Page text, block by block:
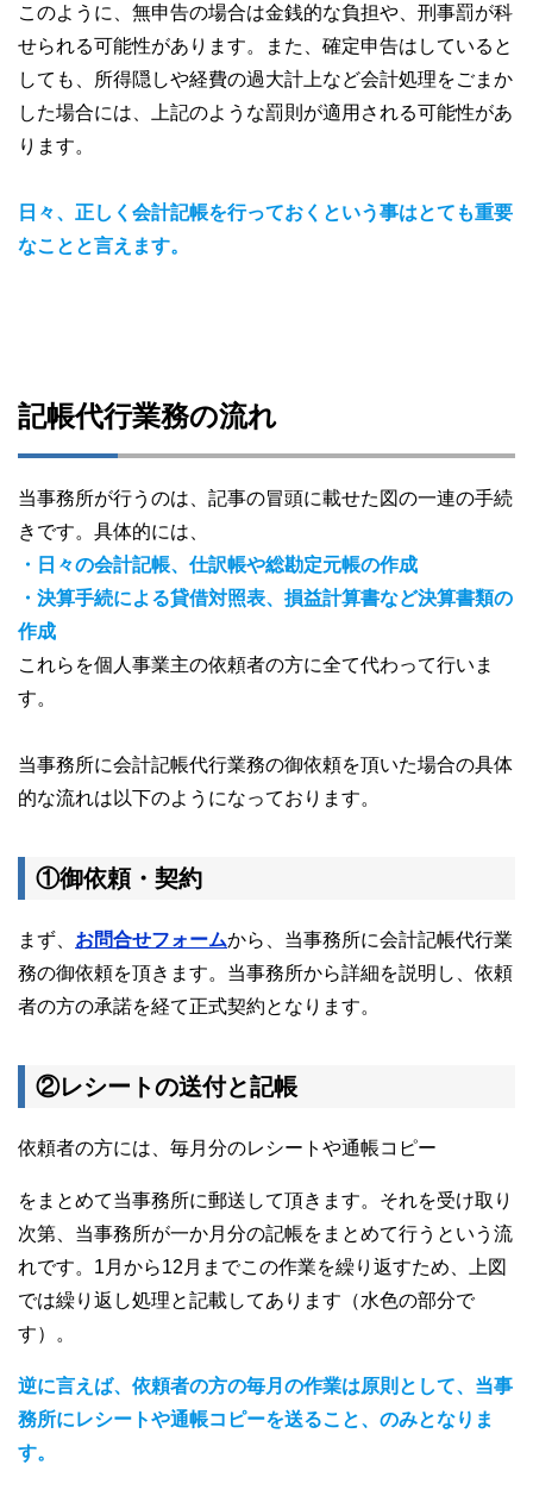
このように、無申告の場合は金銭的な負担や、刑事罰が科
せられる可能性があります。また、確定申告はしていると
しても、所得隠しや経費の過大計上など会計処理をごまか
した場合には、上記のような罰則が適用される可能性があ
ります。
日々、正しく会計記帳を行っておくという事はとても重要
なことと言えます。
記帳代行業務の流れ
当事務所が行うのは、記事の冒頭に載せた図の一連の手続
きです。具体的には、
・日々の会計記帳、仕訳帳や総勘定元帳の作成
・決算手続による貸借対照表、損益計算書など決算書類の
作成
これらを個人事業主の依頼者の方に全て代わって行いま
す。
当事務所に会計記帳代行業務の御依頼を頂いた場合の具体
的な流れは以下のようになっております。
①御依頼・契約
まず、 お問合せフォームから、当事務所に会計記帳代行業
務の御依頼を頂きます。当事務所から詳細を説明し、依頼
者の方の承諾を経て正式契約となります。
②レシートの送付と記帳
依頼者の方には、毎月分のレシートや通帳コピー
をまとめて当事務所に郵送して頂きます。それを受け取り
次第、当事務所が一か月分の記帳をまとめて行うという流
れです。1月から12月までこの作業を繰り返すため、上図
では繰り返し処理と記載してあります（水色の部分で
す）。
逆に言えば、依頼者の方の毎月の作業は原則として、当事
務所にレシートや通帳コピーを送ること、のみとなりま
す。